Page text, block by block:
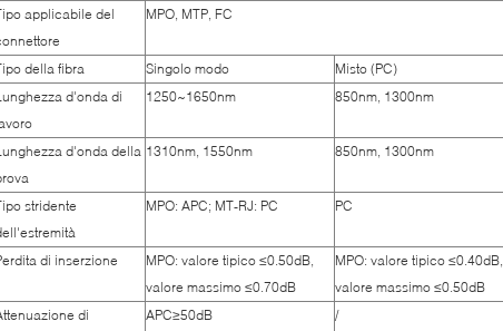
applicabile del
MPO, MTP, FC
della fibra Singolo modo
Misto (PC)
d'onda di
1250~1650nm 850nm, 1300nm
d'onda della 1310nm, 1550nm 850nm, 1300nm
stridente
MPO: APC; MT-RJ: PC PC
di inserzione
MPO: valore tipico ≤0.50dB,
valore massimo ≤0.70dB
MPO: valore tipico ≤0.40dB,
valore massimo ≤0.50dB
di
APC≥50dB /